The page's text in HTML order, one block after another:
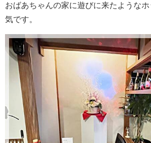
おばあちゃんの家に遊びに来たような
気です。